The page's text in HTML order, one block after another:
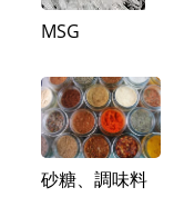
MSG
砂糖、調味料